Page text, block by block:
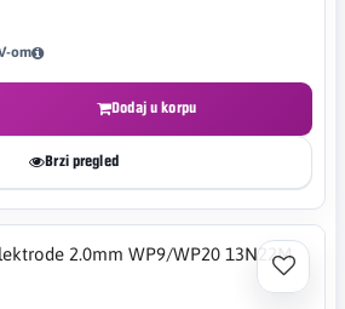
om
Dodaj u korpu
Brzi pregled